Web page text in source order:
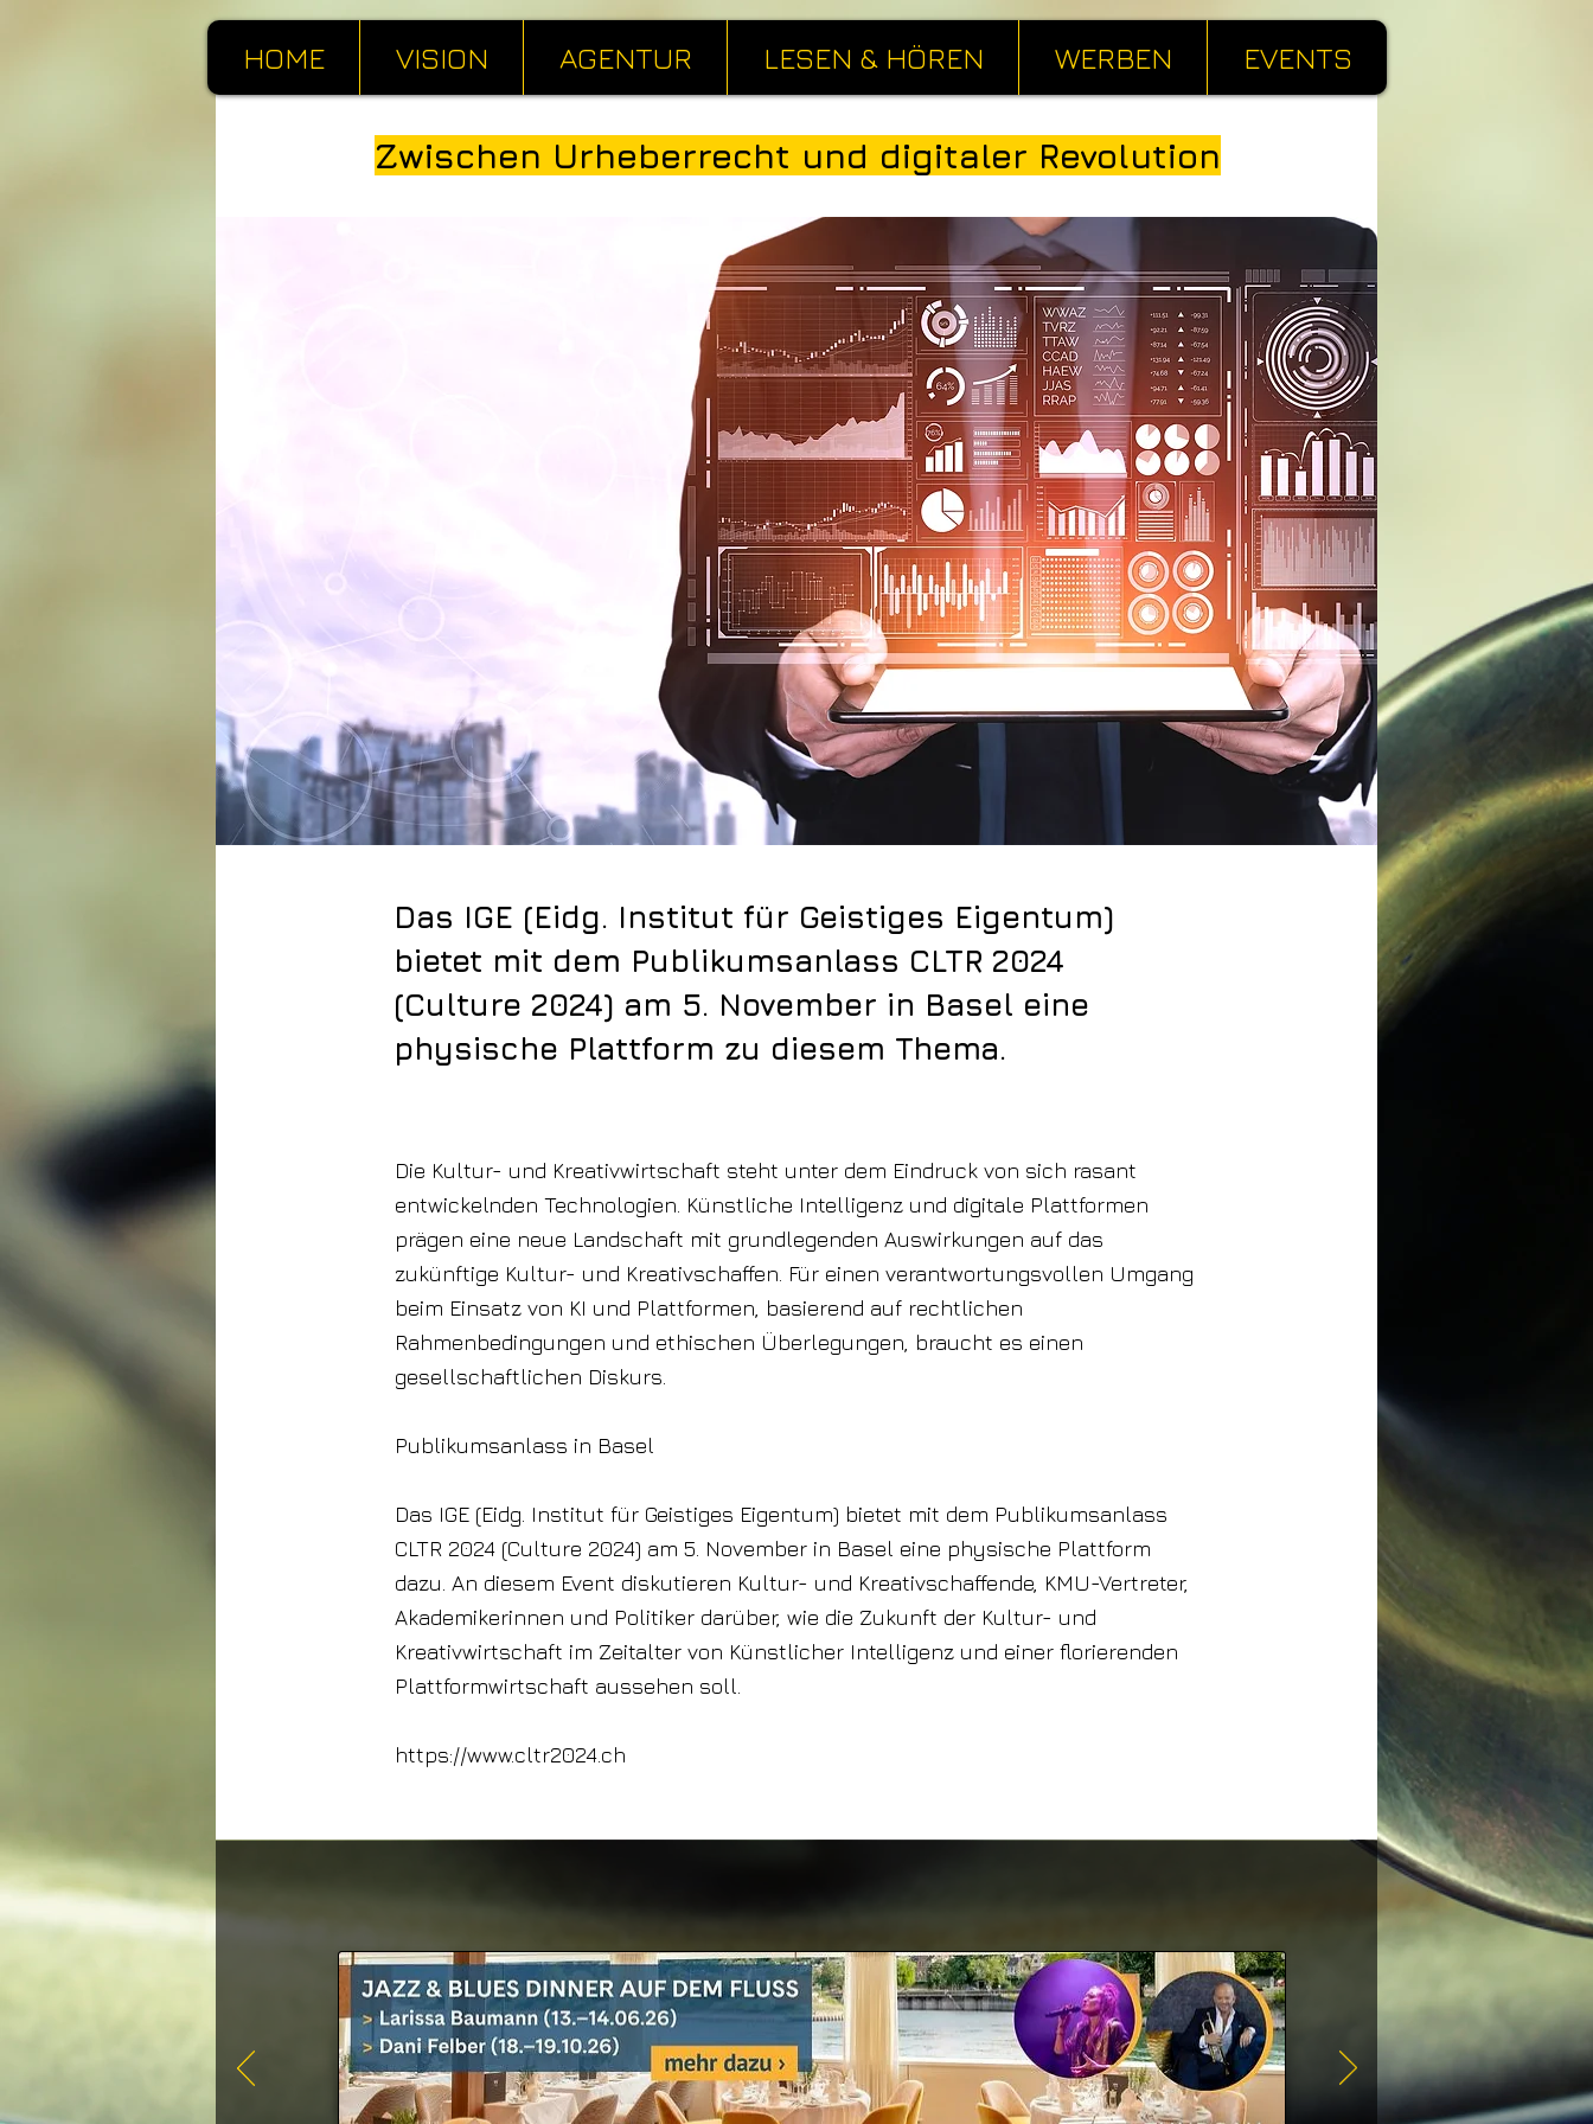
HOME VISION AGENTUR LESEN & HÖREN WERBEN EVENTS
Zwischen Urheberrecht und digitaler Revolution
Das IGE (Eidg. Institut für Geistiges Eigentum)
bietet mit dem Publikumsanlass CLTR 2024
(Culture 2024) am 5. November in Basel eine
physische Plattform zu diesem Thema.
Die Kultur- und Kreativwirtschaft steht unter dem Eindruck von sich rasant
entwickelnden Technologien. Künstliche Intelligenz und digitale Plattformen
prägen eine neue Landschaft mit grundlegenden Auswirkungen auf das
zukünftige Kultur- und Kreativschaffen. Für einen verantwortungsvollen Umgang
beim Einsatz von KI und Plattformen, basierend auf rechtlichen
Rahmenbedingungen und ethischen Überlegungen, braucht es einen
gesellschaftlichen Diskurs.
Publikumsanlass in Basel
Das IGE (Eidg. Institut für Geistiges Eigentum) bietet mit dem Publikumsanlass
CLTR 2024 (Culture 2024) am 5. November in Basel eine physische Plattform
dazu. An diesem Event diskutieren Kultur- und Kreativschaffende, KMU-Vertreter,
Akademikerinnen und Politiker darüber, wie die Zukunft der Kultur- und
Kreativwirtschaft im Zeitalter von Künstlicher Intelligenz und einer florierenden
Plattformwirtschaft aussehen soll.
https://www.cltr2024.ch